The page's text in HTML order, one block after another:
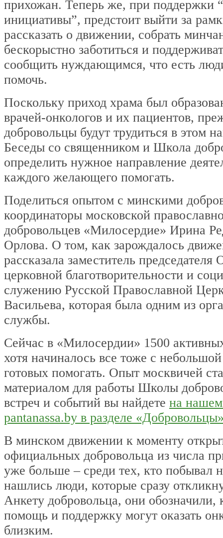
прихожан. Теперь же, при поддержки
инициативы”, предстоит выйти за
рассказать о движении, собрать
бескорыстно заботиться и
сообщить нуждающимся, что есть
помочь.
Поскольку приход храма был
врачей-онкологов и их пациентов,
добровольцы будут трудиться в этом
Беседы со священником и Школа
определить нужное направление
каждого желающего помогать.
Поделиться опытом с минскими
координаторы московской
добровольцев «Милосердие» Ирина
Орлова. О том, как зарождалось
рассказала заместитель председателя
церковной благотворительности и
служению Русской Православной
Васильева, которая была одним из
службы.
Сейчас в «Милосердии» 1500
хотя начиналось все тоже с
готовых помогать. Опыт москвичей
материалом для работы Школы
встреч и событий вы найдете на нашем
pantanassa.by в разделе
В минском движении к моменту
официальных добровольца из числа
уже больше – среди тех, кто побывал
нашлись люди, которые сразу
Анкету добровольца, они обозначили,
помощь и поддержку могут оказать
близким.